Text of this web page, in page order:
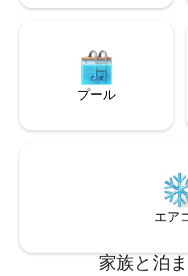
プール
エア
家族と泊